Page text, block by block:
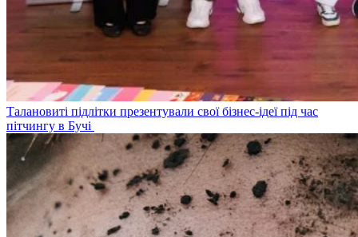
Талановиті підлітки презентували свої бізнес-ідеї під час
пітчингу в Бучі